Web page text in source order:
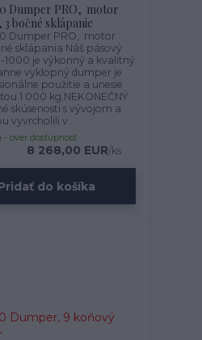
Dumper PRO, motor
bočné sklápanie
Dumper PRO, motor
sklápania Náš pásový
1000 je výkonný a kvalitný
vyklopný dumper je
použitie a unesie
1 000 kg.NEKONEČNÝ
skúsenosti s vývojom a
vyvrcholili v...
8 268,00 EUR/ks
- over dostupnosť
do košíka